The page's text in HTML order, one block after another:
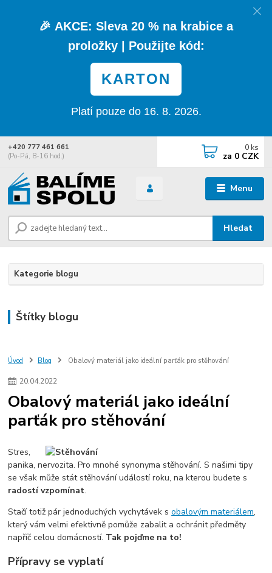
🎉 AKCE: Sleva 20 % na krabice a
proložky| Použijte kód:
KARTON
Platí pouze do 16. 8. 2026.
Menu
Hledat
+420 777 461 661
(Po-Pá, 8-16 hod.)
0 ks
za 0 CZK
Kategorie blogu
Štítky blogu
Úvod Blog Obalový materiál jako ideální parťák pro stěhování
20.04.2022
Obalový materiál jako ideální
parťák pro stěhování
Stres,
panika, nervozita. Pro mnohé synonyma stěhování. S našimi tipy
se však může stát stěhování událostí roku, na kterou budete s
radostí vzpomínat.
Stačí totiž pár jednoduchých vychytávek sobalovým materiálem,
který vám velmi efektivně pomůže zabalit a ochránit předměty
napříč celou domácností. Tak pojďme na to!
Přípravy se vyplatí